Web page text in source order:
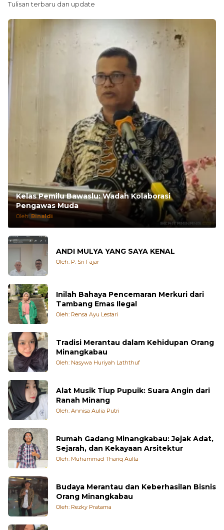
Tulisan terbaru dan update
Kelas Pemilu Bawaslu: Wadah Kolaborasi
Pengawas Muda
Oleh: Rinaldi
ANDI MULYA YANG SAYA KENAL
Oleh: P. Sri Fajar
Inilah Bahaya Pencemaran Merkuri dari
Tambang Emas Ilegal
Oleh: Rensa Ayu Lestari
Tradisi Merantau dalam Kehidupan Orang
Minangkabau
Oleh: Nasywa Huriyah Laththuf
Alat Musik Tiup Pupuik: Suara Angin dari
Ranah Minang
Oleh: Annisa Aulia Putri
Rumah Gadang Minangkabau: Jejak Adat,
Sejarah, dan Kekayaan Arsitektur
Oleh: Muhammad Thariq Aulta
Budaya Merantau dan Keberhasilan Bisnis
Orang Minangkabau
Oleh: Rezky Pratama